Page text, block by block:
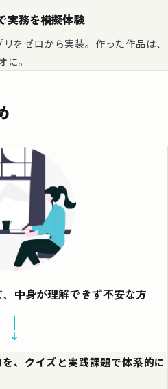
実務を模擬体験
をゼロから実装。作った作品は、
に。
中身が理解できず不安な方
、クイズと実践課題で体系的に